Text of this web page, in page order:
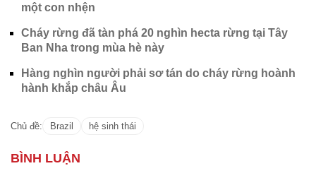
một con nhện
Cháy rừng đã tàn phá 20 nghìn hecta rừng tại Tây
Ban Nha trong mùa hè này
Hàng nghìn người phải sơ tán do cháy rừng hoành
hành khắp châu Âu
Chủ đề: Brazil hệ sinh thái